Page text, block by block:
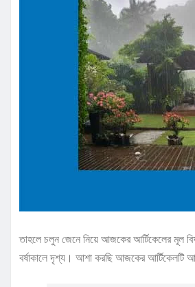
তাহলে চলুন জেনে নিয়ে আজকের আর্টিকেলের মূল
বর্ষাকালে দৃশ্য। আশা করছি আজকের আর্টিকেলটি